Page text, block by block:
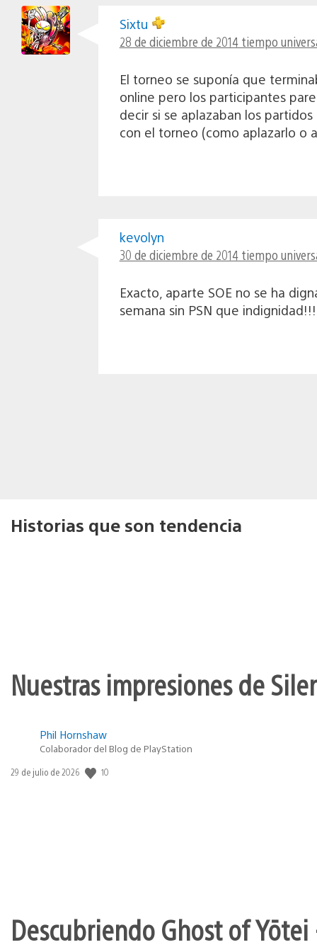
Sixtu
28 de diciembre de 2014 tiempo
El torneo se suponía que
online pero los participantes
decir si se aplazaban los
con el torneo (como aplazarlo o
kevolyn
30 de diciembre de 2014 tiempo
Exacto, aparte SOE no se ha
semana sin PSN que indignidad!!!
Historias que son tendencia
Nuestras impresiones de
Phil Hornshaw
Colaborador del Blog de PlayStation
Fecha
29 de julio de 2026 10
Descubriendo Ghost of